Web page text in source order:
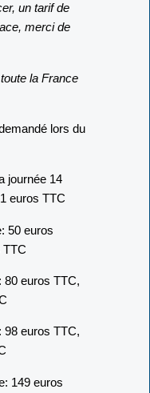
un tarif de
merci de
la France
lors du
journée 14
euros TTC
50 euros
TTC
80 euros TTC,
98 euros TTC,
149 euros